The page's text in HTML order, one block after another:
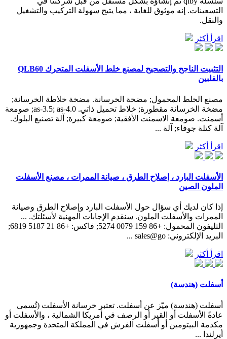
التسعينات. إنه موثوق للغاية ، مما يتيح سهولة التركيب والتشغيل
والنقل.
اقرأ أكثر
التثبيت الناجح والتصحيح لمصنع خلط الأسفلت المتحرك QLB60
بالفلبين
مصنع الخلط المحمول; مضخة الخرسانة. مضخة خلاطة الخرسانة;
مضخة الخرسانة مقطورة; خلاط تحميل ذاتي. as-3.5; as-4.0; صومعة
أسمنت. صومعة الاسمنت الأفقية; صومعة كبيرة; آلة تصنيع البلوك.
آلة كتلة جوفاء; آلة ...
اقرأ أكثر
الأسفلت البارد ، إصلاح الطرق ، صيانة الممرات ، مصنع الأسفلت
الملون الصين
إذا كان لديك أي سؤال حول الأسفلت البارد وإصلاح الطرق وصيانة
الممرات والأسفلت الملون. سنقدم الإجابات المهنية لأسئلتك. ...
التليفون المحمول: +86 159 0079 5274; فاكس: +86 21 5187 6819;
البريد الإلكتروني: sales@go ...
اقرأ أكثر
أسفلت (هندسة)
أسفلت (هندسة) ميّز عن أسفلت. تعتبر خرسانة الأسفلت (تُسمى
عادةً الأسفلت أو القير أو الرصف في أمريكا الشمالية ، والأسفلت أو
مكدمة البيتومين أو أسفلت الفرش في المملكة المتحدة وجمهورية
أيرلندا ...